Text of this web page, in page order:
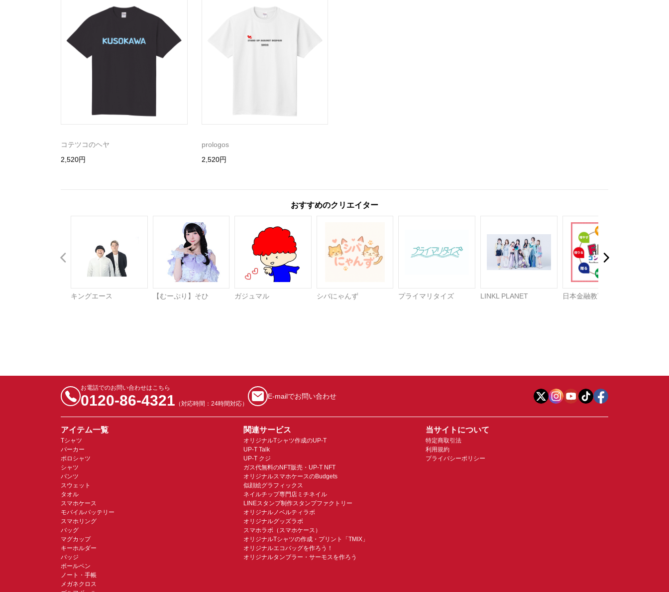
コテツコのヘヤ
2,520円
prologos
2,520円
おすすめのクリエイター
キングエース 【むーぷり】そひ ガジュマル シバにゃんず プライマリタイズ LINKL PLANET 日本金融教育支援機構
お電話でのお問い合わせはこちら
0120-86-4321 （対応時間：24時間対応）
E-mailでお問い合わせ
アイテム一覧
Tシャツ
パーカー
ポロシャツ
シャツ
パンツ
スウェット
タオル
スマホケース
モバイルバッテリー
スマホリング
バッグ
マグカップ
キーホルダー
バッジ
ボールペン
ノート・手帳
メガネクロス
関連サービス
オリジナルTシャツ作成のUP-T
UP-T Talk
UP-T クジ
ガス代無料のNFT販売・UP-T NFT
オリジナルスマホケースのBudgets
似顔絵グラフィックス
ネイルチップ専門店ミチネイル
LINEスタンプ制作スタンプファクトリー
オリジナルノベルティラボ
オリジナルグッズラボ
スマホラボ（スマホケース）
オリジナルTシャツの作成・プリント「TMIX」
オリジナルエコバッグを作ろう！
オリジナルタンブラー・サーモスを作ろう
当サイトについて
特定商取引法
利用規約
プライバシーポリシー